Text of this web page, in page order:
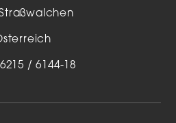
/ 6144-18